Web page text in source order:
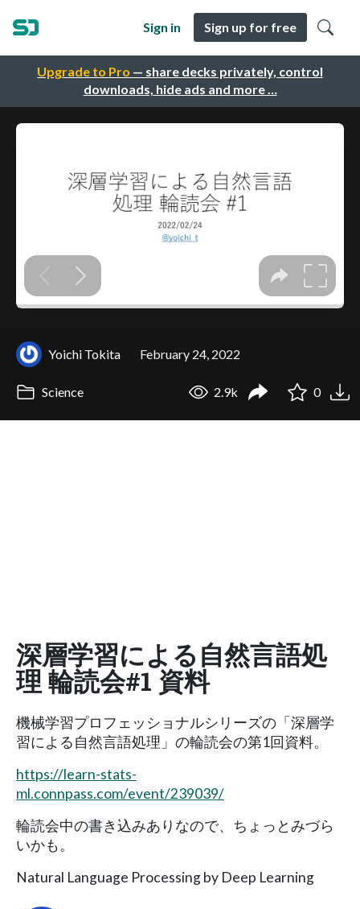
Upgrade to Pro — share decks privately, control
downloads, hide ads and more …
Sign in Sign up for free
Yoichi Tokita February 24, 2022
Science 2.9k 0
深層学習による自然言語処
理 輪読会#1 資料
機械学習プロフェッショナルシリーズの「深層学
習による自然言語処理」の輪読会の第1回資料。
https://learn-stats-
ml.connpass.com/event/239039/
輪読会中の書き込みありなので、ちょっとみづら
いかも。
Natural Language Processing by Deep Learning